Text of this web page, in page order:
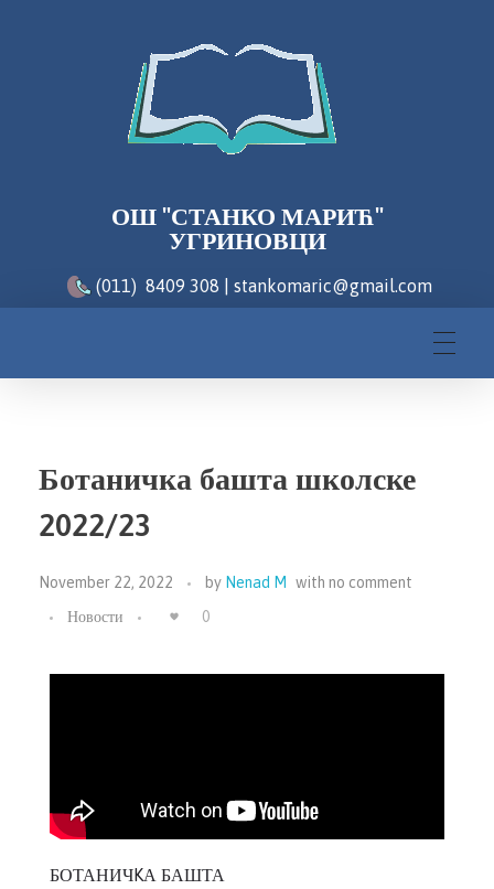
ОШ "СТАНКО МАРИЋ"
УГРИНОВЦИ
(011) 8409 308 | stankomaric@gmail.com
Ботаничка башта школске
2022/23
November 22, 2022 by Nenad M with no comment
Новости
0
БОТАНИЧKА БАШТА